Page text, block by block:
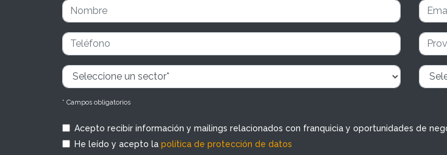
* Campos obligatorios
Acepto recibir información y mailings relacionados con franquicia y oportunidades de
He leído y acepto la política de protección de datos